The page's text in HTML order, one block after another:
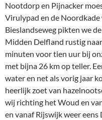
Nootdorp en Pijnacker
Virulypad en de Noordkade
Bieslandseweg pikten we
Midden Delfland rustig
minuten voor tien uur bij
met bijna 26 km op teller.
water en net als vorig jaar
heerlijk zoet van
wij richting het Woud en
en vanaf Rijswijk weer